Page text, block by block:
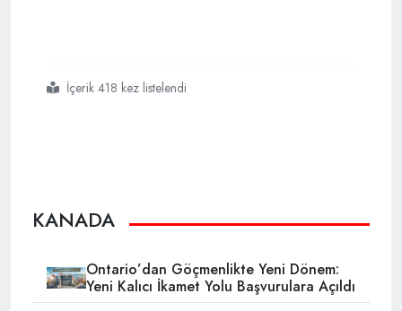
#yves engler
#serbestİçerik 418 kez listelendi
KANADA
Ontario’dan Göçmenlikte Yeni Dönem:
Yeni Kalıcı İkamet Yolu Başvurulara Açıldı